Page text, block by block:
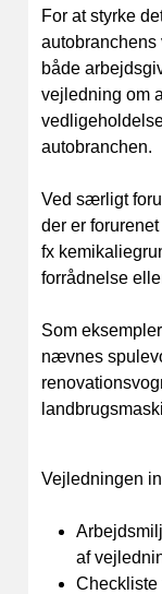
For at styrke
både
vejledning om
autobranchen.
Ved særligt
der er
fx
forrådnelse
Som
nævnes
Vejledningen
af